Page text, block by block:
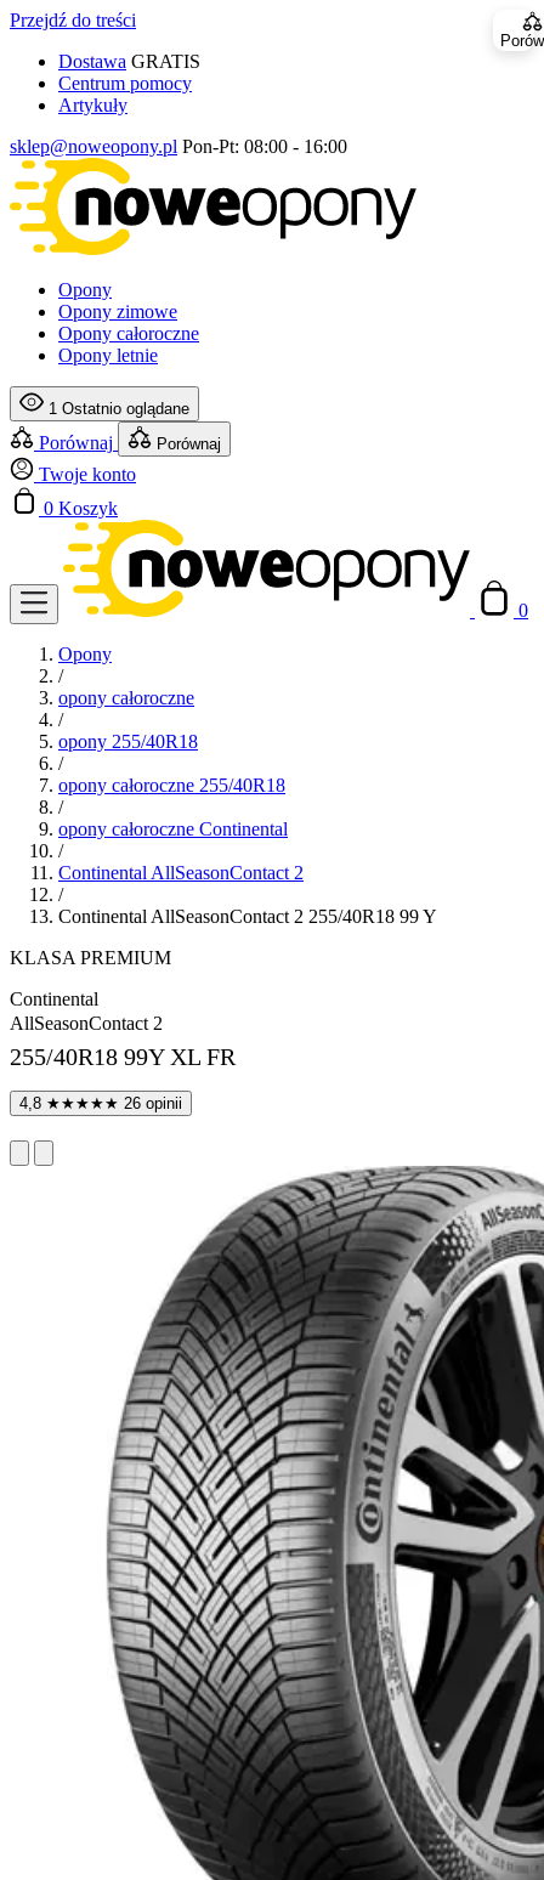
Przejdź do treści
Dostawa GRATIS
Centrum pomocy
Artykuły
sklep@noweopony.pl Pon-Pt: 08:00 - 16:00
Opony
Opony zimowe
Opony całoroczne
Opony letnie
1 Ostatnio oglądane
Porównaj Porównaj
Twoje konto
0 Koszyk
0
Opony
/
opony całoroczne
/
opony 255/40R18
/
opony całoroczne 255/40R18
/
opony całoroczne Continental
/
Continental AllSeasonContact 2
/
Continental AllSeasonContact 2 255/40R18 99 Y
KLASA PREMIUM
Continental
AllSeasonContact 2
255/40R18 99Y XL FR
4,8 ★★★★★ 26 opinii